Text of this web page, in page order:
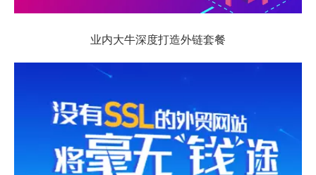
业内大牛深度打造外链套餐